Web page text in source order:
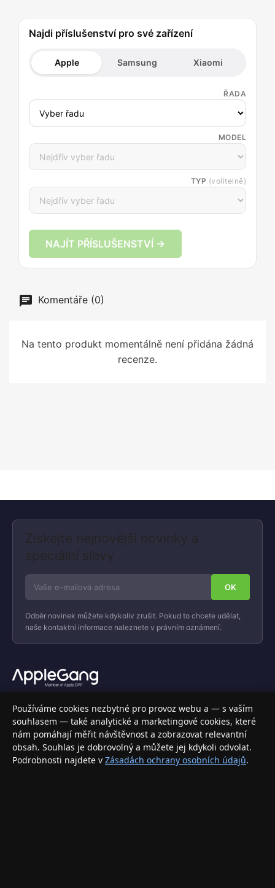
Najdi příslušenství pro své zařízení
Apple Samsung Xiaomi
ŘADA
MODEL
TYP (volitelně)
NAJÍT PŘÍSLUŠENSTVÍ →
Komentáře (0)
Na tento produkt momentálně není přidána žádná
recenze.
Získejte nejnovější novinky a
speciální slevy
Odběr novinek můžete kdykoliv zrušit. Pokud to chcete udělat,
naše kontaktní informace naleznete v právním oznámení.
Váš specializovaný obchod s Apple produkty, příslušenstvím a
elektronikou. Nakupujte bezpečně a s jistotou.
INFORMACE
Doprava a doručení
Používáme cookies nezbytné pro provoz webu a — s vaším
souhlasem — také analytické a marketingové cookies, které
nám pomáhají měřit návštěvnost a zobrazovat relevantní
obsah. Souhlas je dobrovolný a můžete jej kdykoli odvolat.
Podrobnosti najdete v Zásadách ochrany osobních údajů.